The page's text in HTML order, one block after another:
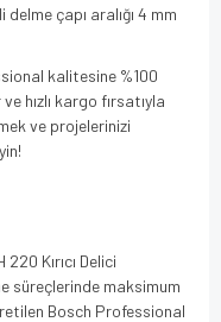
çapı aralığı 4 mm
kalitesine %100
hızlı kargo fırsatıyla
ve projelerinizi
Kırıcı Delici
süreçlerinde maksimum
Bosch Professional